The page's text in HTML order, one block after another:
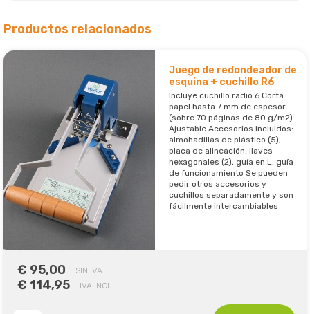
Productos relacionados
Juego de redondeador de
esquina + cuchillo R6
Incluye cuchillo radio 6 Corta
papel hasta 7 mm de espesor
(sobre 70 páginas de 80 g/m2)
Ajustable Accesorios incluidos:
almohadillas de plástico (5),
placa de alineación, llaves
hexagonales (2), guía en L, guía
de funcionamiento Se pueden
pedir otros accesorios y
cuchillos separadamente y son
fácilmente intercambiables
€ 95,00 SIN IVA
€ 114,95 IVA INCL.